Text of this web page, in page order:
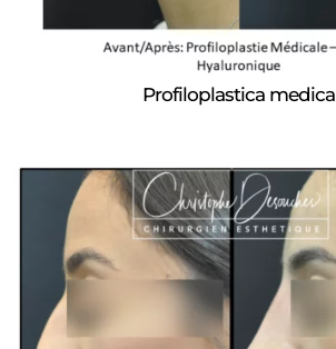
Profiloplastica medica